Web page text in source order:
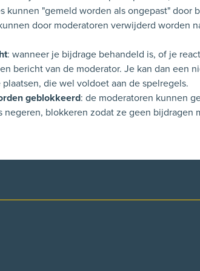
kunnen "gemeld worden als ongepast" door
door moderatoren verwijderd worden
: wanneer je bijdrage behandeld is, of je
bericht van de moderator. Je kan dan een
die wel voldoet aan de spelregels.
geblokkeerd: de moderatoren kunnen
negeren, blokkeren zodat ze geen bijdragen